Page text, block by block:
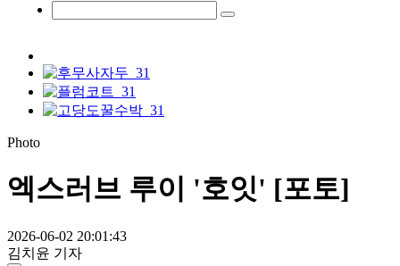
Photo
엑스러브 루이 '호잇' [포토]
2026-06-02 20:01:43
김치윤 기자